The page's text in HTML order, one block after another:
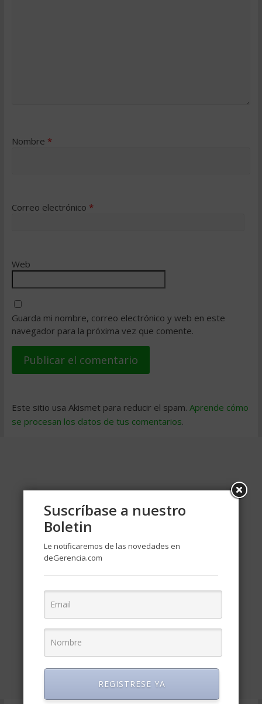
Nombre *
Correo electrónico *
Web
Guarda mi nombre, correo electrónico y web en este
navegador para la próxima vez que comente.
Este sitio usa Akismet para reducir el spam. Aprende cómo
se procesan los datos de tus comentarios.
Suscríbase a nuestro
Boletin
Le notificaremos de las novedades en
deGerencia.com
REGISTRESE YA